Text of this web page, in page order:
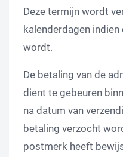
Deze termijn wordt
kalenderdagen
wordt.
De betaling van de
dient te gebeuren
na datum van
betaling verzocht
postmerk heeft